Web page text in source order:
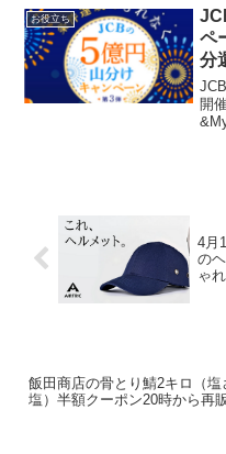
方
ナ
お役立ち
ペ
分
開
4月
の
ゃ
飯田商店の骨とり鯖2キロ（塩
塩）半額クーポン20時から再